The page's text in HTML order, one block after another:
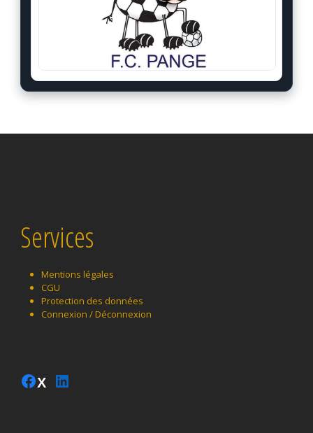
Services
Mentions légales
CGU
Protection des données
Connexion / Déconnexion
Facebook Twitter LinkedIn